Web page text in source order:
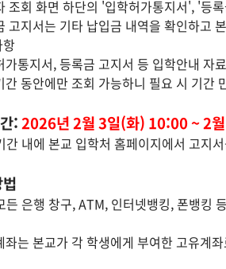
조회 화면 하단의 '입학허가통지서', '등
지서는 기타 납입금 내역을 확인하고
항
통지서, 등록금 고지서 등 입학안내 자
동안에만 조회 가능하니 필요 시 기간
: 2026년 2월 3일(화) 10:00 ~ 2
간 내에 본교 입학처 홈페이지에서 고지
든 은행 창구, ATM, 인터넷뱅킹, 폰뱅킹
는 본교가 각 학생에게 부여한 고유계